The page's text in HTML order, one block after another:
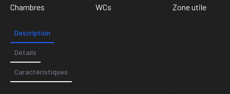
Chambres
WCs
Zone utile
Description
Détails
Caractéristiques